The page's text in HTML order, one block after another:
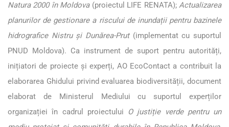
Natura 2000 în Moldova (proiectul LIFE RENATA);Actualizarea
planurilor de gestionare a riscului de inundații pentru bazinele
hidrografice Nistru și Dunărea-Prut (implementat cu suportul
PNUD Moldova). Ca instrument de suport pentru autorități,
inițiatori de proiecte și experți, AO EcoContact a contribuit la
elaborarea Ghidului privind evaluarea biodiversității, document
elaborat de Ministerul Mediului cu suportul experților
organizației în cadrul proiectului
O justiție verde pentru un